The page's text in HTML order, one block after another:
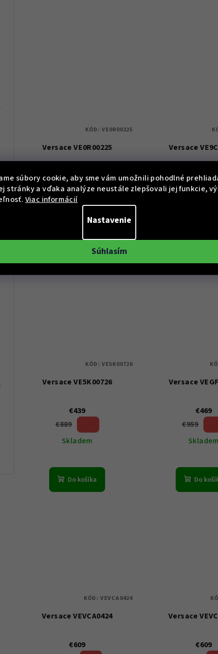
súbory cookie, aby sme vám umožnili pohodlné
stránky a vďaka analýze neustále zlepšovali jej funkcie,
Viac informácií
Nastavenie
Súhlasím
Versace VE0R00225
€749
€1 511
50 %)
Skladem
KÓD: VE0R00225
Versace
€669
€1 341
50
Versace VE5K00726
€439
€889
Skladem
Do košíka
KÓD: VE5K00726
Versace
€469
€959
Skladem
Do
Versace VEVCA0424
€609
KÓD: VEVCA0424
Versace
€609